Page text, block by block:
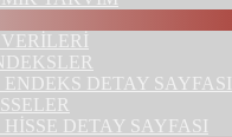
ENDEKS DETAY SAYFASI
DETAY SAYFASI